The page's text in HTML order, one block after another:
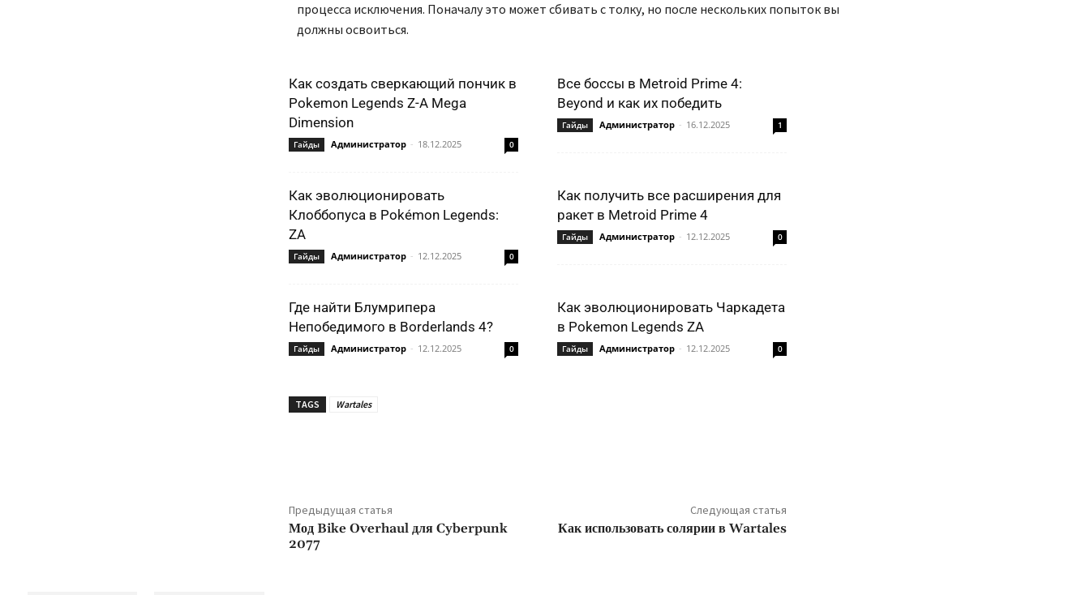
процесса исключения. Поначалу это может сбивать с толку, но после нескольких попыток вы
должны освоиться.
Как создать сверкающий пончик в
Pokemon Legends Z-A Mega
Dimension
Гайды Администратор - 18.12.2025 0
Все боссы в Metroid Prime 4:
Beyond и как их победить
Гайды Администратор - 16.12.2025 1
Как эволюционировать
Клоббопуса в Pokémon Legends:
ZA
Гайды Администратор - 12.12.2025 0
Как получить все расширения для
ракет в Metroid Prime 4
Гайды Администратор - 12.12.2025 0
Где найти Блумрипера
Непобедимого в Borderlands 4?
Гайды Администратор - 12.12.2025 0
Как эволюционировать Чаркадета
в Pokemon Legends ZA
Гайды Администратор - 12.12.2025 0
TAGS Wartales
Предыдущая статья
Мод Bike Overhaul для Cyberpunk
2077
Следующая статья
Как использовать солярии в Wartales